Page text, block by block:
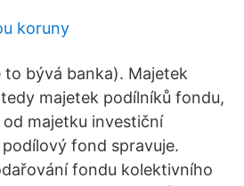
koruny
bývá banka). Majetek
majetek podílníků fondu,
majetku investiční
fond spravuje.
fondu kolektivního